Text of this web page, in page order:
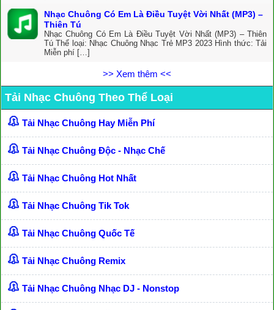
Nhạc Chuông Có Em Là Điều Tuyệt Vời Nhất (MP3) –
Thiên Tú
Nhạc Chuông Có Em Là Điều Tuyệt Vời Nhất (MP3) – Thiên
Tú Thể loại: Nhạc Chuông Nhạc Trẻ MP3 2023 Hình thức: Tải
Miễn phí […]
>> Xem thêm <<
Tải Nhạc Chuông Theo Thể Loại
Tải Nhạc Chuông Hay Miễn Phí
Tải Nhạc Chuông Độc - Nhạc Chế
Tải Nhạc Chuông Hot Nhất
Tải Nhạc Chuông Tik Tok
Tải Nhạc Chuông Quốc Tế
Tải Nhạc Chuông Remix
Tải Nhạc Chuông Nhạc DJ - Nonstop